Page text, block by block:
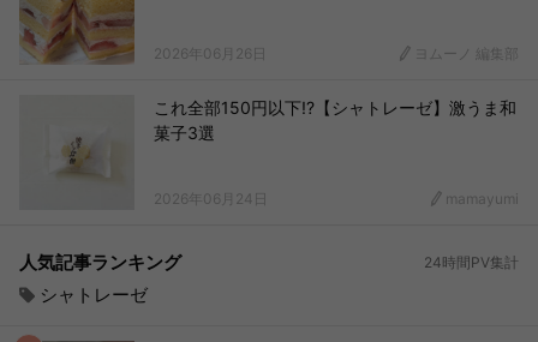
2026年06月26日 ヨムーノ 編集部
これ全部150円以下!?【シャトレーゼ】激うま和
菓子3選
2026年06月24日 mamayumi
人気記事ランキング 24時間PV集計
シャトレーゼ